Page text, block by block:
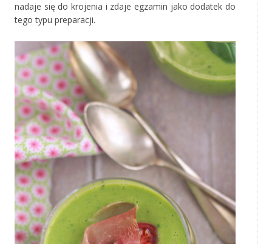
nadaje się do krojenia i zdaje egzamin jako dodatek do
tego typu preparacji.